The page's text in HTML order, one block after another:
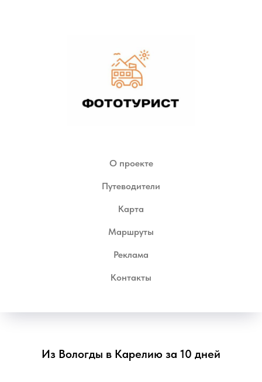
О проекте
Путеводители
Карта
Маршруты
Реклама
Контакты
Из Вологды в Карелию за 10 дней